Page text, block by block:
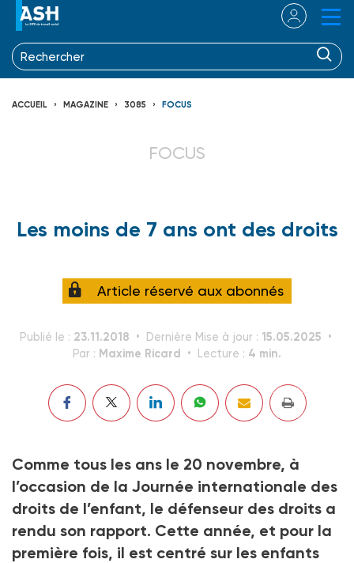
ACCUEIL MAGAZINE 3085 FOCUS
FOCUS
Les moins de 7 ans ont des droits
Article réservé aux abonnés
Publié le : 23.11.2018 Dernière Mise à jour : 15.05.2025
Par : Maxime Ricard Lecture : 4 min.
Comme tous les ans le 20 novembre, à
l’occasion de la Journée internationale des
droits de l’enfant, le défenseur des droits a
rendu son rapport. Cette année, et pour la
première fois, il est centré sur les enfants